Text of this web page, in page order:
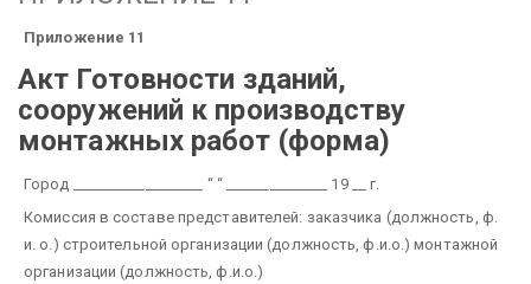
Приложение 11
Акт Готовности зданий,
сооружений к производству
монтажных работ (форма)
Город __________________ “ “ ______________ 19 __ г.
Комиссия в составе представителей: заказчика (должность, ф.
и. о.) строительной организации(должность, ф.и.о.) монтажной
организации(должность, ф.и.о.)